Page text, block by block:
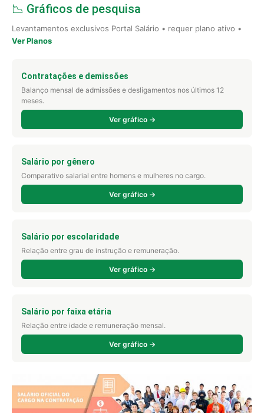
📉 Gráficos de pesquisa
Levantamentos exclusivos Portal Salário • requer plano ativo •
Ver Planos
Contratações e demissões
Balanço mensal de admissões e desligamentos nos últimos 12
meses.
Ver gráfico →
Salário por gênero
Comparativo salarial entre homens e mulheres no cargo.
Ver gráfico →
Salário por escolaridade
Relação entre grau de instrução e remuneração.
Ver gráfico →
Salário por faixa etária
Relação entre idade e remuneração mensal.
Ver gráfico →